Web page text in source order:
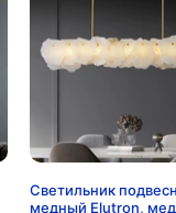
Светильник
медный Elutron,